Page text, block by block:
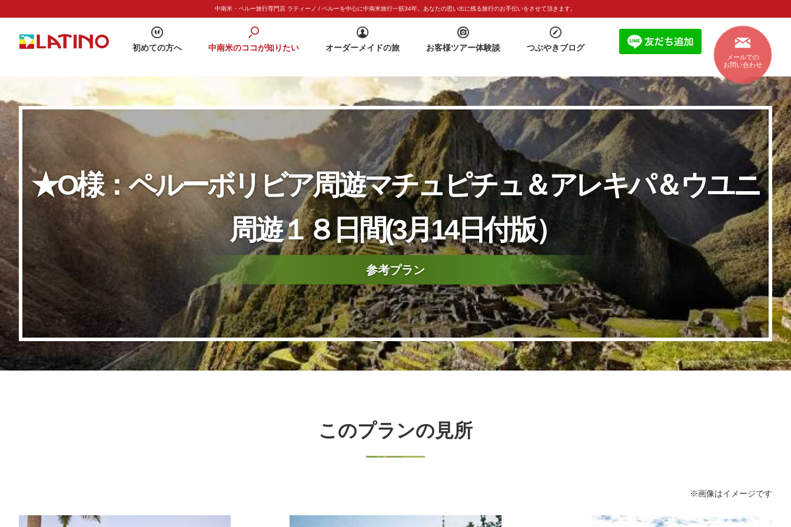
中南米・ペルー旅行専門店 ラティーノ / ペルーを中心に中南米旅行一筋34年。あなたの思い出に残る旅行のお手伝いをさせて頂きます。
初めての方へ 中南米のココが知りたい オーダーメイドの旅 お客様ツアー体験談 つぶやきブログ
メールでの
お問い合わせ
★О様：ペルーボリビア周遊マチュピチュ＆アレキパ＆ウユニ
周遊１８日間(3月14日付版）
参考プラン
このプランの見所
※画像はイメージです